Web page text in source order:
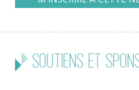
Soutiens et